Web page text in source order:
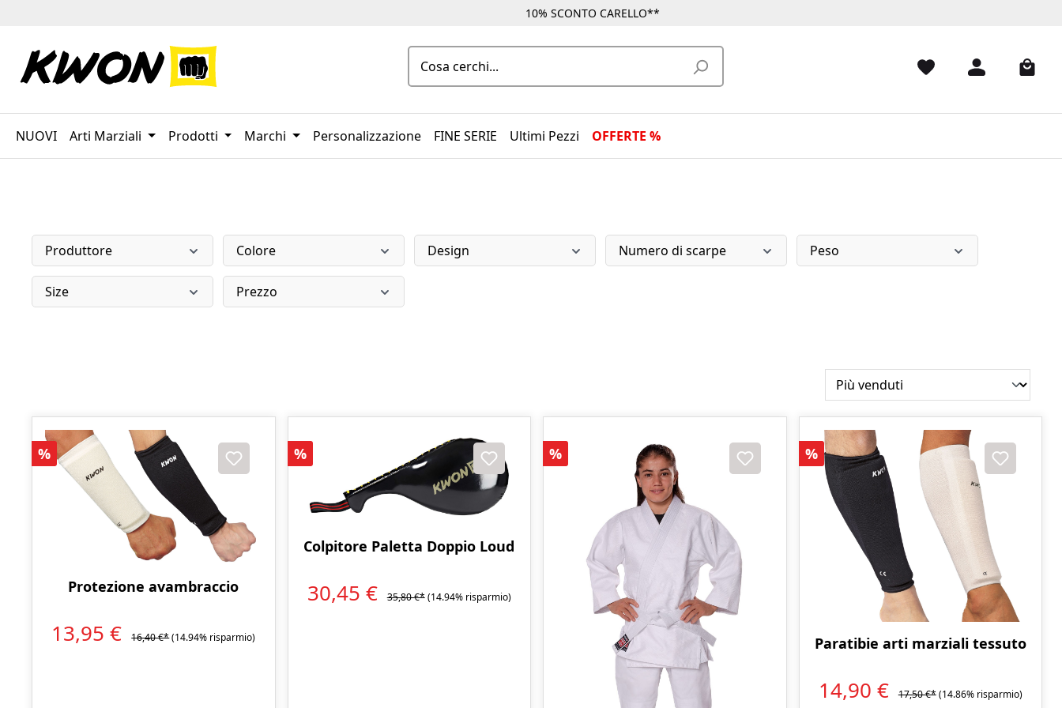
10% SCONTO CARELLO**
NUOVI Arti Marziali Prodotti Marchi Personalizzazione FINE SERIE Ultimi Pezzi OFFERTE %
Produttore Colore Design Numero di scarpe Peso
Size Prezzo
Sconto
%
Protezione avambraccio
13,95 € 16,40 €*(14.94% risparmio)
Sconto
%
Colpitore Paletta Doppio Loud
30,45 € 35,80 €*(14.94% risparmio)
Sconto
% Sconto
%
Paratibie arti marziali tessuto
14,90 € 17,50 €*(14.86% risparmio)